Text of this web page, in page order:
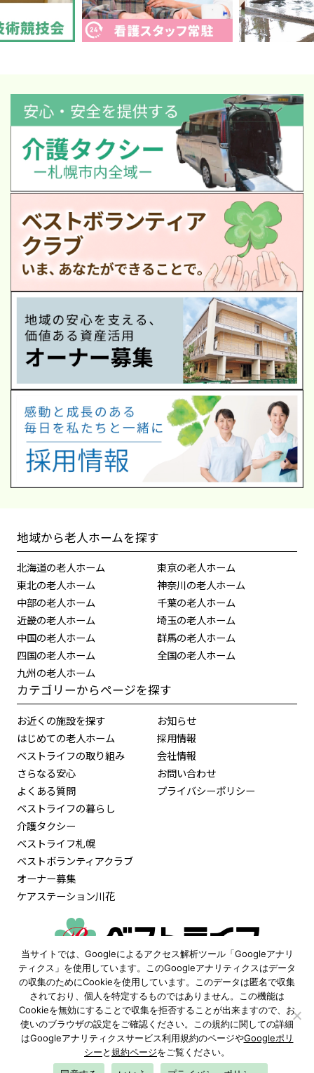
0120-515-472
9:30〜18:00
（土日祝も受付 ※年末年始除く）
資料請求 見学予約
地域から老人ホームを探す
北海道の老人ホーム
東北の老人ホーム
中部の老人ホーム
近畿の老人ホーム
中国の老人ホーム
四国の老人ホーム
九州の老人ホーム
東京の老人ホーム
神奈川の老人ホーム
千葉の老人ホーム
埼玉の老人ホーム
群馬の老人ホーム
全国の老人ホーム
カテゴリーからページを探す
お近くの施設を探す
はじめての老人ホーム
ベストライフの取り組み
さらなる安心
よくある質問
ベストライフの暮らし
介護タクシー
ベストライフ札幌
ベストボランティアクラブ
オーナー募集
ケアステーション川花
お知らせ
採用情報
会社情報
お問い合わせ
プライバシーポリシー
当サイトでは、Googleによるアクセス解析ツール「Googleアナリ
ティクス」を使用しています。このGoogleアナリティクスはデータ
の収集のためにCookieを使用しています。このデータは匿名で収集
されており、個人を特定するものではありません。この機能は
Cookieを無効にすることで収集を拒否することが出来ますので、お
使いのブラウザの設定をご確認ください。この規約に関しての詳細
はGoogleアナリティクスサービス利用規約のページやGoogleポリ
シーと規約ページをご覧ください。